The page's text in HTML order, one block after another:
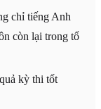
chỉ tiếng Anh
còn lại trong tổ
kỳ thi tốt